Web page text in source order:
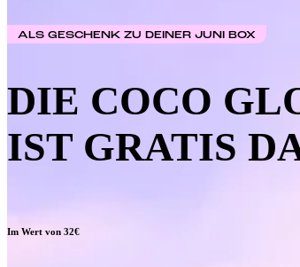
ALS GESCHENK ZU DEINER JUNI BOX
DIE COCO
IST GRATIS
Im Wert von 32€